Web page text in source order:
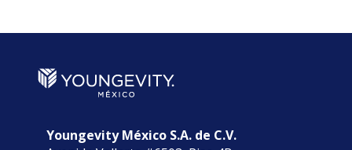
Youngevity México S.A. de C.V.